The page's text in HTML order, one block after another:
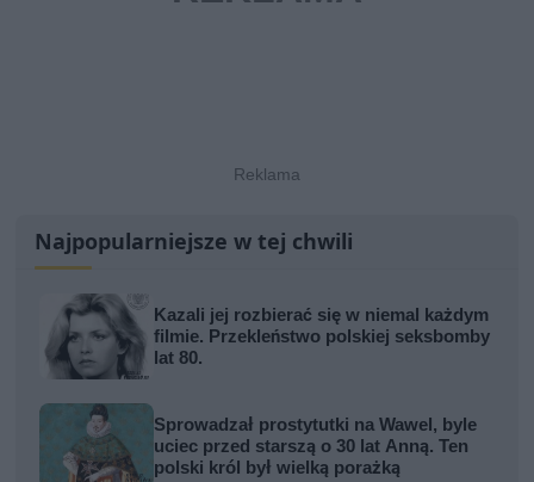
Najpopularniejsze w tej chwili
Kazali jej rozbierać się w niemal każdym
filmie. Przekleństwo polskiej seksbomby
lat 80.
Sprowadzał prostytutki na Wawel, byle
uciec przed starszą o 30 lat Anną. Ten
polski król był wielką porażką